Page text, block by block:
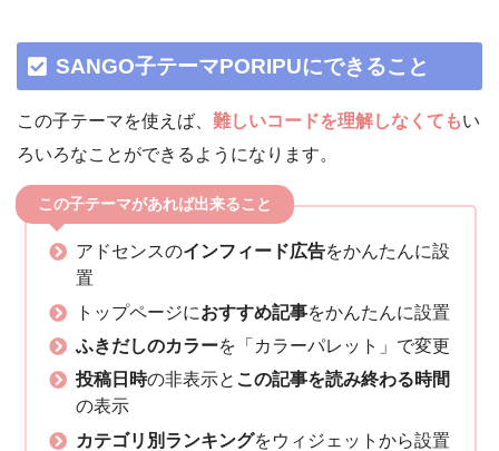
SANGO子テーマPORIPUにできること
この子テーマを使えば、 難しいコードを理解しなくてもい
ろいろなことができるようになります。
この子テーマがあれば出来ること
アドセンスのインフィード広告をかんたんに設
置
トップページにおすすめ記事をかんたんに設置
ふきだしのカラーを「カラーパレット」で変更
投稿日時の非表示と この記事を読み終わる時間
の表示
カテゴリ別ランキングをウィジェットから設置